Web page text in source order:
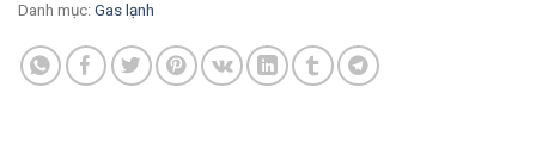
Danh mục: Gas lạnh